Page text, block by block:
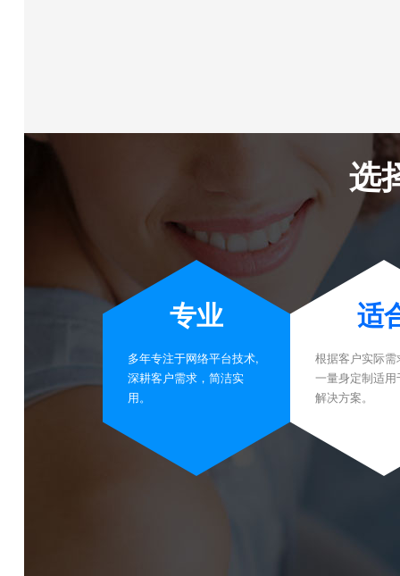
选
专业
多年专注于网络平台技术,
深耕客户需求，简洁实
用。
适
根据客户实际
一量身定制适
解决方案。